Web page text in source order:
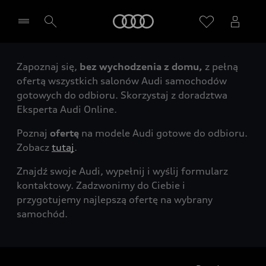
Wybierz Twojego Partnera Audi
Zapoznaj się, bez wychodzenia z domu, z pełną
ofertą wszystkich salonów Audi samochodów
gotowych do odbioru. Skorzystaj z doradztwa
Eksperta Audi Online.
Poznaj ofertę na modele Audi gotowe do odbioru.
Zobacz tutaj.
Znajdź swoje Audi, wypełnij i wyślij formularz
kontaktowy. Zadzwonimy do Ciebie i
przygotujemy najlepszą ofertę na wybrany
samochód.